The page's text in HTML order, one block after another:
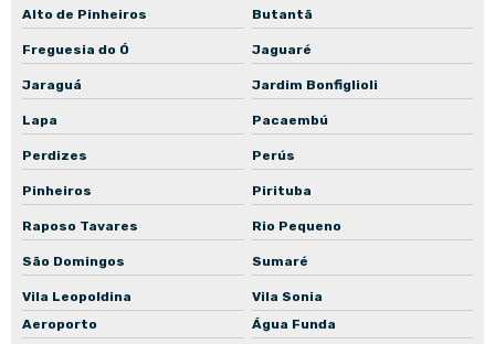
Manutenção preventiva de bomba para poço
Manutenção preventiva de bomba para poço artesiano
Manutenção corretiva de bomba mancalizada
Manutenção corretiva de bomba normalizada
Manutenção preventiva de motoredutor
Alto de Pinheiros Butantã
Freguesia do Ó Jaguaré
Jaraguá Jardim Bonfiglioli
Lapa Pacaembú
Perdizes Perús
Pinheiros Pirituba
Raposo Tavares Rio Pequeno
São Domingos Sumaré
Vila Leopoldina
Vila Sonia
Aeroporto
Água Funda